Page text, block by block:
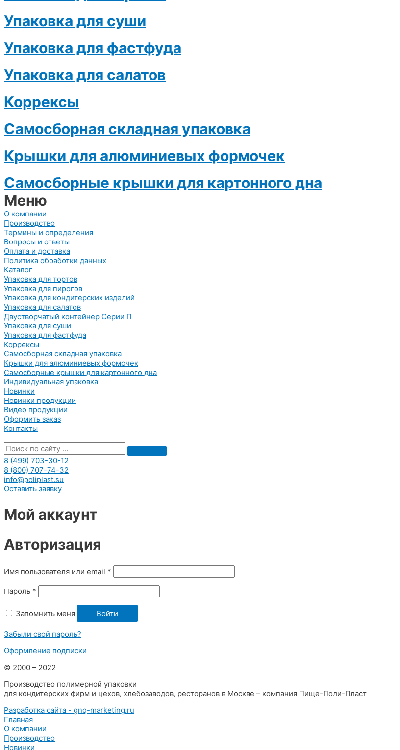
Упаковка для суши
Упаковка для фастфуда
Упаковка для салатов
Коррексы
Самосборная складная упаковка
Крышки для алюминиевых формочек
Самосборные крышки для картонного дна
Меню
О компании
Производство
Термины и определения
Вопросы и ответы
Оплата и доставка
Политика обработки данных
Каталог
Упаковка для тортов
Упаковка для пирогов
Упаковка для кондитерских изделий
Упаковка для салатов
Двустворчатый контейнер Серии П
Упаковка для суши
Упаковка для фастфуда
Коррексы
Самосборная складная упаковка
Крышки для алюминиевых формочек
Самосборные крышки для картонного дна
Индивидуальная упаковка
Новинки
Новинки продукции
Видео продукции
Оформить заказ
Контакты
8 (499) 703-30-12
8 (800) 707-74-32
info@poliplast.su
Оставить заявку
Мой аккаунт
Авторизация
Имя пользователя или email *
Пароль *
Запомнить меня Войти
Забыли свой пароль?
Оформление подписки
© 2000 – 2022
Производство полимерной упаковки
для кондитерских фирм и цехов, хлебозаводов, ресторанов в Москве – компания Пище-Поли-Пласт
Разработка сайта - gnq-marketing.ru
Главная
О компании
Производство
Новинки